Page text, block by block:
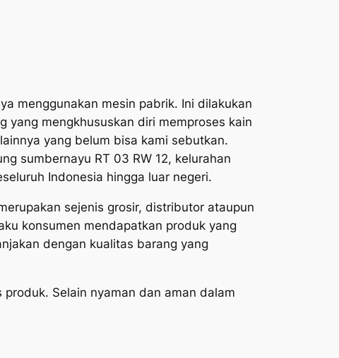
menggunakan mesin pabrik. Ini dilakukan
mengkhususkan diri memproses kain
yang belum bisa kami sebutkan.
sumbernayu RT 03 RW 12, kelurahan
Indonesia hingga luar negeri.
sejenis grosir, distributor ataupun
konsumen mendapatkan produk yang
dengan kualitas barang yang
Selain nyaman dan aman dalam